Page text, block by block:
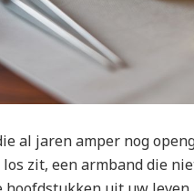
al jaren amper nog
zit, een armband die